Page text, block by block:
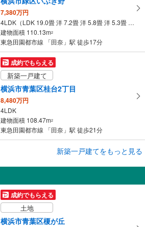
7,380万円
4LDK（LDK 19.0畳 洋 7.2畳 洋 5.8畳 洋 5.3畳 洋 4.5畳）
建物面積 110.13m2
東急田園都市線 「田奈」駅 徒歩17分
成約でもらえる
新築一戸建て
横浜市青葉区桂台2丁目
8,480万円
4LDK
建物面積 108.47m2
東急田園都市線 「田奈」駅 徒歩21分
7,380万円
4LDK（＋パントリー）
建物面積 110.13m
東急田園都市線 「田奈」駅 徒歩19分
新築一戸建てをもっと見る
成約でもらえる
土地
横浜市青葉区榎が丘